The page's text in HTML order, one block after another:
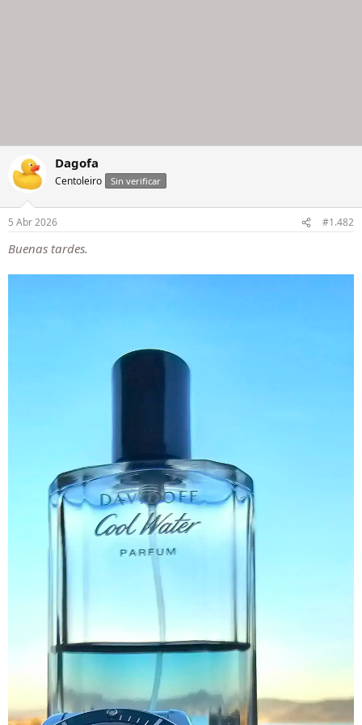
Dagofa
Centoleiro Sin verificar
5 Abr 2026 #1.482
Buenas tardes.